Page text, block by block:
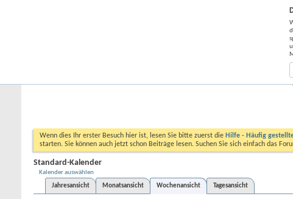
Wenn dies Ihr erster Besuch hier ist, lesen Sie bitte zuerst die Hilfe - Häufig
starten. Sie können auch jetzt schon Beiträge lesen. Suchen Sie sich einfach das
Standard-Kalender
Kalender auswählen
Jahresansicht
Monatsansicht Wochenansicht Tagesansicht